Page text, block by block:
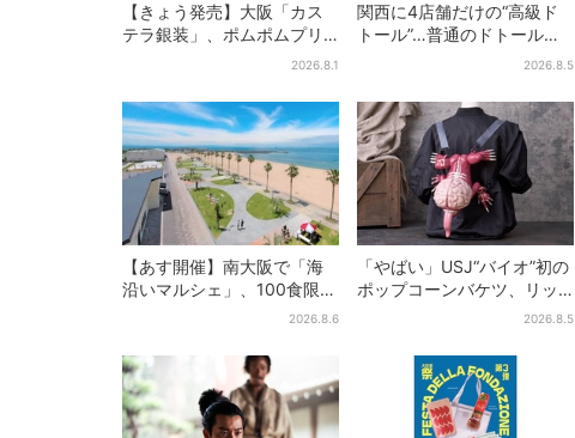
【きょう発売】大阪「カス
テラ銀装」、ポムポムプリ
ンと初コラボ 紙袋まで限
2026.8.1
関西に4店舗だけの“高級ド
トール”…普通のドトール
と、何が違う？コーヒーは
2026.8.5
【あす開催】南大阪で「海
沿いマルシェ」、100食限定
「たこ飯」のふるまい＆キ
2026.8.6
「やばい」USJ“バイオ”初の
ポップコーンバケツ、リッ
カーが背中に張りつく衝撃
にも反応
2026.8.5